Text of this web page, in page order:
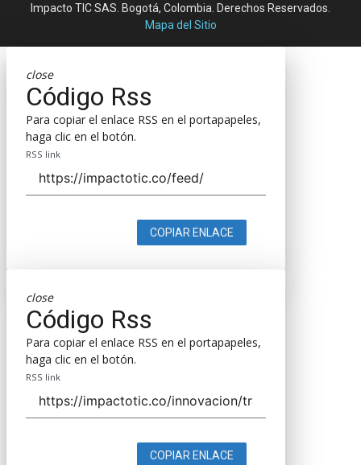
Impacto TIC SAS. Bogotá, Colombia. Derechos Reservados.
Mapa del Sitio
close
Código Rss
Para copiar el enlace RSS en el portapapeles,
haga clic en el botón.
RSS link
COPIAR ENLACE
close
Código Rss
Para copiar el enlace RSS en el portapapeles,
haga clic en el botón.
RSS link
COPIAR ENLACE